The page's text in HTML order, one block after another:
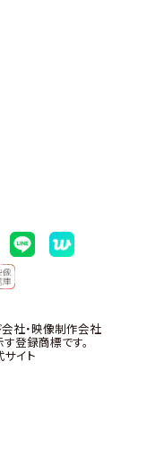
社・映像制作会社
登録商標です。
イト